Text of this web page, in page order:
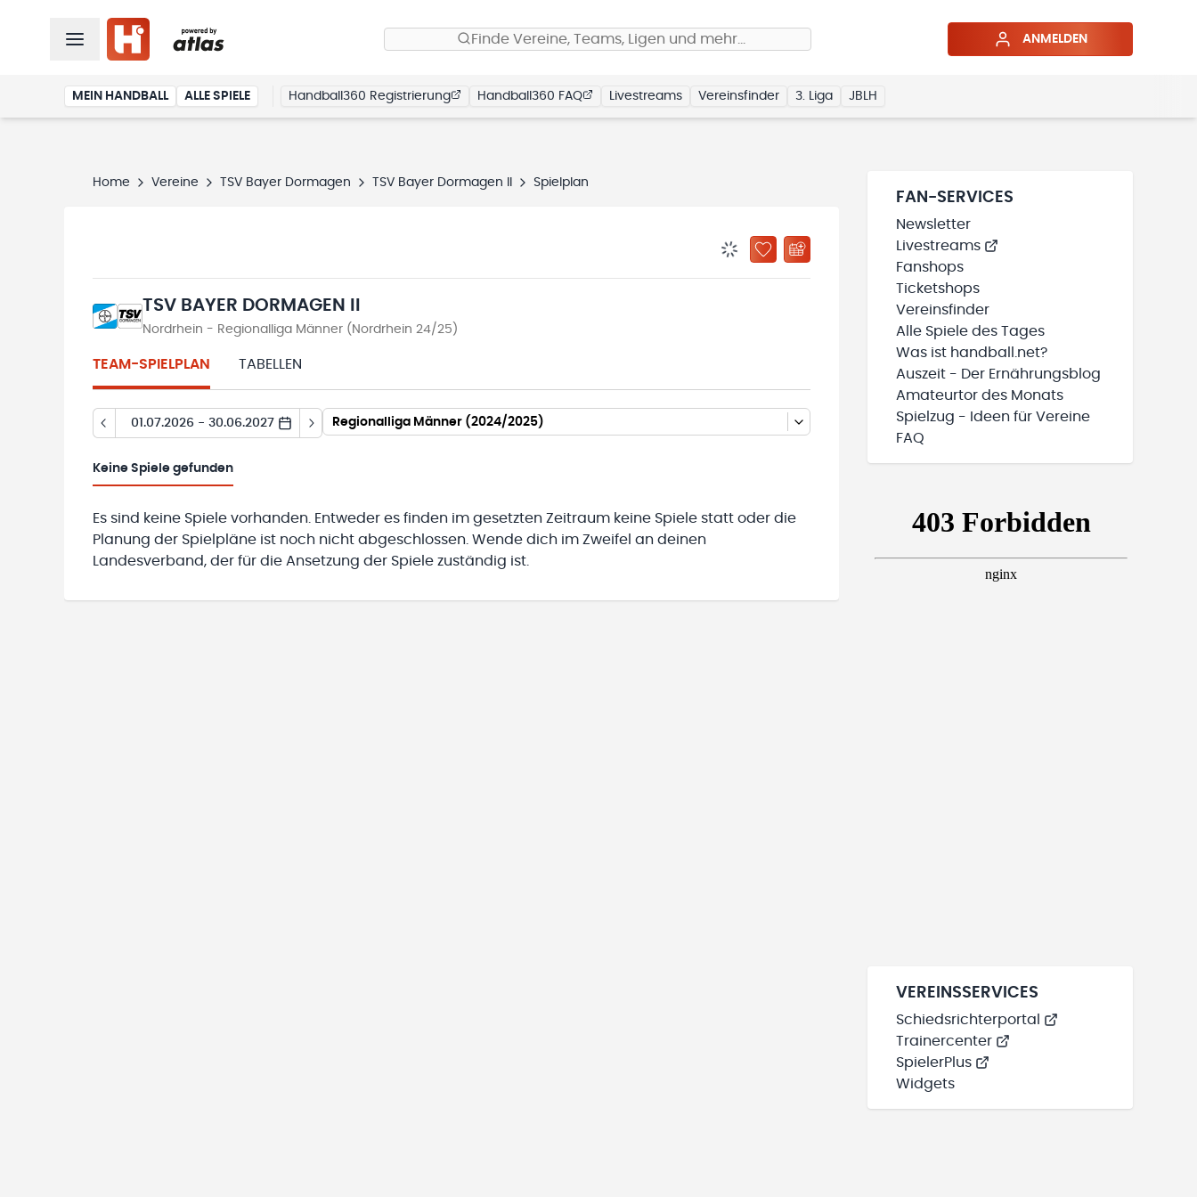
Finde Vereine, Teams, Ligen und mehr… ANMELDEN
MEIN HANDBALL ALLE SPIELE Handball360 Registrierung Handball360 FAQ Livestreams Vereinsfinder 3. Liga JBLH
Home Vereine TSV Bayer Dormagen TSV Bayer Dormagen II Spielplan
BENACHRICHTIGUNGSSTATUS WIRD GELADEN
ZU „MEINE TEAMS“ HINZUFÜGEN
TSV BAYER DORMAGEN II
Nordrhein - Regionalliga Männer (Nordrhein 24/25)
TEAM-SPIELPLAN TABELLEN
01.07.2026 - 30.06.2027 Regionalliga Männer (2024/2025)
Keine Spiele gefunden
Es sind keine Spiele vorhanden. Entweder es finden im gesetzten Zeitraum keine Spiele statt oder die
Planung der Spielpläne ist noch nicht abgeschlossen. Wende dich im Zweifel an deinen
Landesverband, der für die Ansetzung der Spiele zuständig ist.
FAN-SERVICES
Newsletter
Livestreams
Fanshops
Ticketshops
Vereinsfinder
Alle Spiele des Tages
Was ist handball.net?
Auszeit - Der Ernährungsblog
Amateurtor des Monats
Spielzug - Ideen für Vereine
FAQ
VEREINSSERVICES
Schiedsrichterportal
Trainercenter
SpielerPlus
Widgets